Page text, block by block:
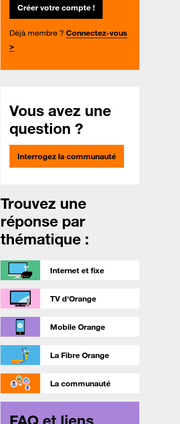
Créer votre compte !
Déjà membre ? Connectez-vous
>
Vous avez une
question ?
Interrogez la communauté
Trouvez une
réponse par
thématique :
Internet et fixe
TV d'Orange
Mobile Orange
La Fibre Orange
La communauté
FAQ et liens